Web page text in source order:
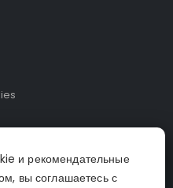
и рекомендательные
вы соглашаетесь с